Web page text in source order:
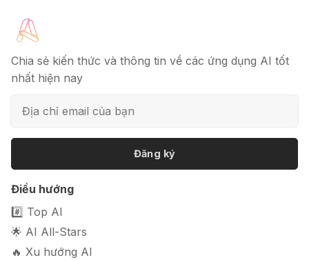
Chia sẻ kiến thức và thông tin về các ứng dụng AI tốt
nhất hiện nay
Đăng ký
Điều hướng
#️⃣ Top AI
🌟 AI All-Stars
🔥 Xu hướng AI